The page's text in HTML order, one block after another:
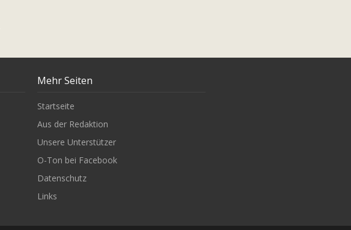
Mehr Seiten
Startseite
Aus der Redaktion
Unsere Unterstützer
O-Ton bei Facebook
Datenschutz
Links